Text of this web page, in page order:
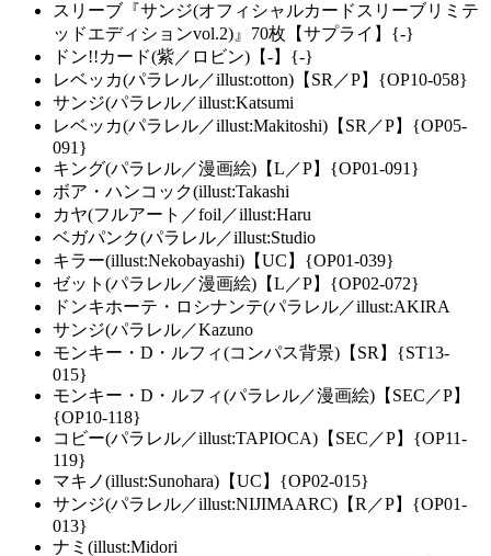
スリーブ『サンジ(オフィシャルカードスリーブリミテ
ッドエディションvol.2)』70枚【サプライ】{-}
ドン!!カード(紫／ロビン)【-】{-}
レベッカ(パラレル／illust:otton)【SR／P】{OP10-058}
サンジ(パラレル／illust:Katsumi
レベッカ(パラレル／illust:Makitoshi)【SR／P】{OP05-
091}
キング(パラレル／漫画絵)【L／P】{OP01-091}
ボア・ハンコック(illust:Takashi
カヤ(フルアート／foil／illust:Haru
ベガパンク(パラレル／illust:Studio
キラー(illust:Nekobayashi)【UC】{OP01-039}
ゼット(パラレル／漫画絵)【L／P】{OP02-072}
ドンキホーテ・ロシナンテ(パラレル／illust:AKIRA
サンジ(パラレル／Kazuno
モンキー・D・ルフィ(コンパス背景)【SR】{ST13-
015}
モンキー・D・ルフィ(パラレル／漫画絵)【SEC／P】
{OP10-118}
コビー(パラレル／illust:TAPIOCA)【SEC／P】{OP11-
119}
マキノ(illust:Sunohara)【UC】{OP02-015}
サンジ(パラレル／illust:NIJIMAARC)【R／P】{OP01-
013}
ナミ(illust:Midori